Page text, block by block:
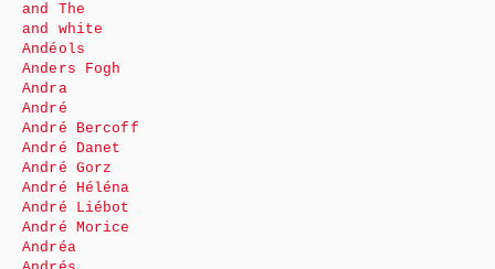
and The
and white
Andéols
Anders Fogh
Andra
André
André Bercoff
André Danet
André Gorz
André Héléna
André Liébot
André Morice
Andréa